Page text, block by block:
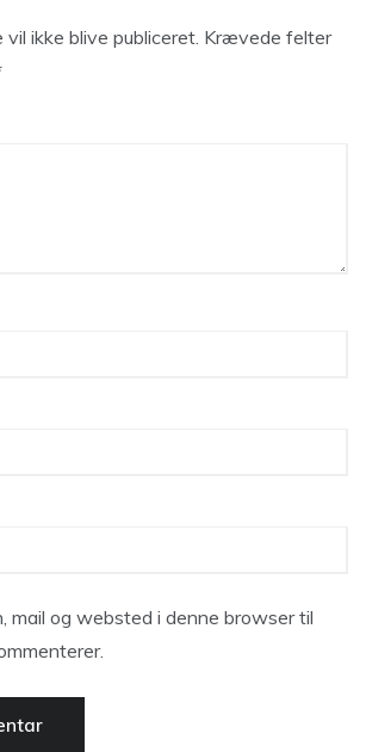
ikke blive publiceret. Krævede felter
mail og websted i denne browser til